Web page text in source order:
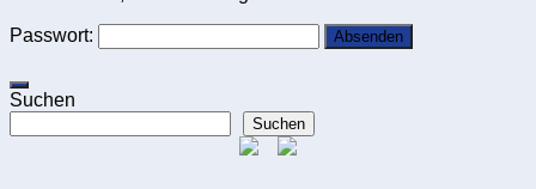
Passwort:
Suchen
Suchen